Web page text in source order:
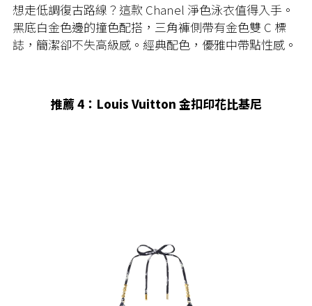
想走低調復古路線？這款 Chanel 淨色泳衣值得入手。
黑底白金色邊的撞色配搭，三角褲側帶有金色雙 C 標
誌，簡潔卻不失高級感。經典配色，優雅中帶點性感。
推薦 4：Louis Vuitton 金扣印花比基尼